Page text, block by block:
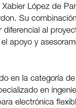
López de
Su
diferencial al
apoyo y
en la categoría
en
electrónica